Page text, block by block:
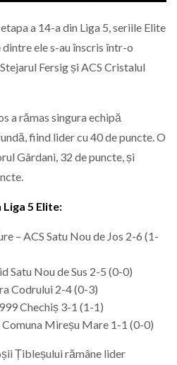
a 14-a din Liga 5, seriile Elite
ele s-au înscris într-o
Fersig și ACS Cristalul
a rămas singura echipă
fiind lider cu 40 de puncte. O
Gârdani, 32 de puncte, și
5 Elite:
– ACS Satu Nou de Jos 2-6 (1-
Satu Nou de Sus 2-5 (0-0)
Codrului 2-4 (0-3)
Chechiș 3-1 (1-1)
Comuna Mireșu Mare 1-1 (0-0)
Țibleșului rămâne lider